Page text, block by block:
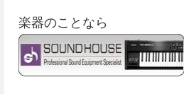
楽器のことなら